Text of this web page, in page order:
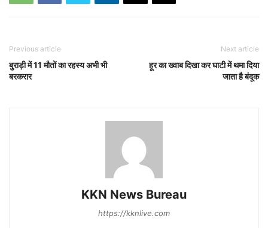
Previous article
बुराड़ी में 11 मौतों का रहस्य अभी भी
बरकरार
Next article
हूर का ख्वाब दिखा कर घाटी में थमा दिया
जाता है बंदूक
KKN News Bureau
https://kknlive.com